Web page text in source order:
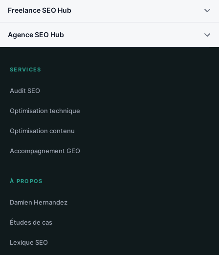
Freelance SEO Hub
Agence SEO Hub
SERVICES
Audit SEO
Optimisation technique
Optimisation contenu
Accompagnement GEO
À PROPOS
Damien Hernandez
Études de cas
Lexique SEO